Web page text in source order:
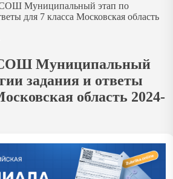
Муниципальный этап по
для 7 класса Московская область
Муниципальный
задания и ответы
область 2024-